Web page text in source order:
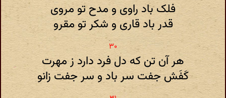
فلک باد راوی و مدح تو مروی
قدر باد قاری و شکر تو مقرو
هر آن تن که دل فرد دارد ز مهرت
کَفَش جفت سر باد و سر جفت‌ زانو